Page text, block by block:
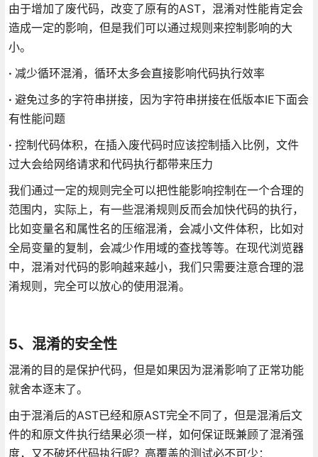
由于增加了废代码，改变了原有的AST，混淆对性能肯定会
造成一定的影响，但是我们可以通过规则来控制影响的大
小。
· 减少循环混淆，循环太多会直接影响代码执行效率
· 避免过多的字符串拼接，因为字符串拼接在低版本IE下面会
有性能问题
· 控制代码体积，在插入废代码时应该控制插入比例，文件
过大会给网络请求和代码执行都带来压力
我们通过一定的规则完全可以把性能影响控制在一个合理的
范围内，实际上，有一些混淆规则反而会加快代码的执行，
比如变量名和属性名的压缩混淆，会减小文件体积，比如对
全局变量的复制，会减少作用域的查找等等。在现代浏览器
中，混淆对代码的影响越来越小，我们只需要注意合理的混
淆规则，完全可以放心的使用混淆。
5、混淆的安全性
混淆的目的是保护代码，但是如果因为混淆影响了正常功能
就舍本逐末了。
由于混淆后的AST已经和原AST完全不同了，但是混淆后文
件的和原文件执行结果必须一样，如何保证既兼顾了混淆强
度，又不破坏代码执行呢？高覆盖的测试必不可少：